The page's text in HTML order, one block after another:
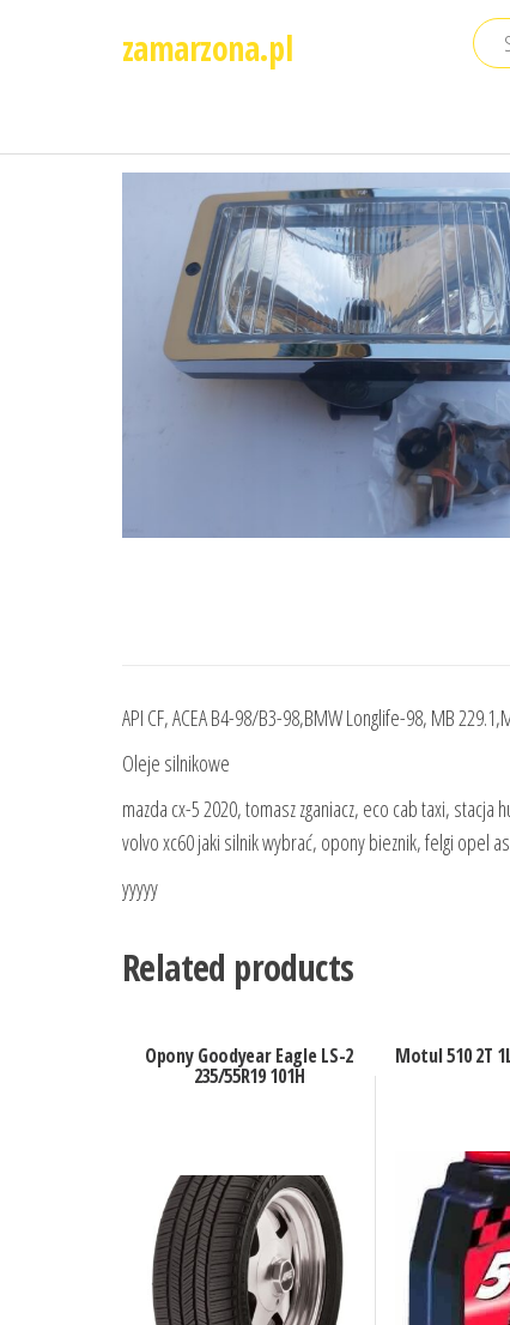
zamarzona.pl
API CF, ACEA B4-98/B3-98,BMW Longlife-98, MB
Oleje silnikowe
mazda cx-5 2020, tomasz zganiacz, eco cab taxi,
volvo xc60 jaki silnik wybrać, opony bieznik, felgi opel
yyyyy
Related products
Opony Goodyear Eagle LS-2
235/55R19 101H
Motul 510 2T